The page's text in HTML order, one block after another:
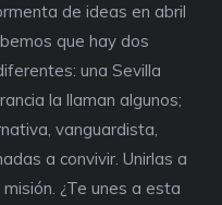
de ideas en abril
que hay dos
una Sevilla
la llaman algunos;
vanguardista,
a convivir. Unirlas a
¿Te unes a esta